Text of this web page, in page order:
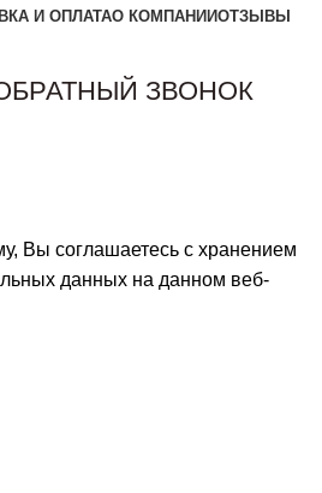
И ОПЛАТАО КОМПАНИИОТЗЫВЫ
ЗВОНОК
Вы соглашаетесь с хранением
данных на данном веб-